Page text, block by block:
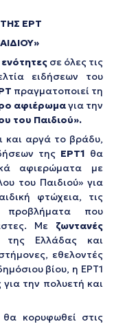
ΕΡΤ
σε όλες τις
ειδήσεων του
πραγματοποιεί τη
αφιέρωμαγια την
του Παιδιού».
και αργά το βράδυ,
της ΕΡΤ1 θα
αφιερώματα με
του Παιδιού» για
φτώχεια, τις
προβλήματα που
Με ζωντανές
Ελλάδας και
εθελοντές
βίου, η ΕΡΤ1
την πολυετή και
κορυφωθεί στις